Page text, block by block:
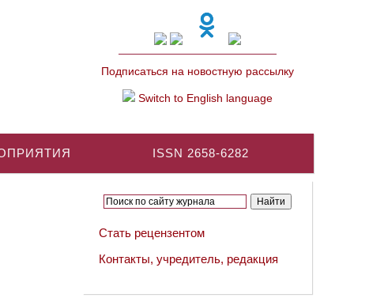
Подписаться на новостную рассылку
Switch to English language
ISSN 2658-6282
Стать рецензентом
Контакты, учредитель, редакция